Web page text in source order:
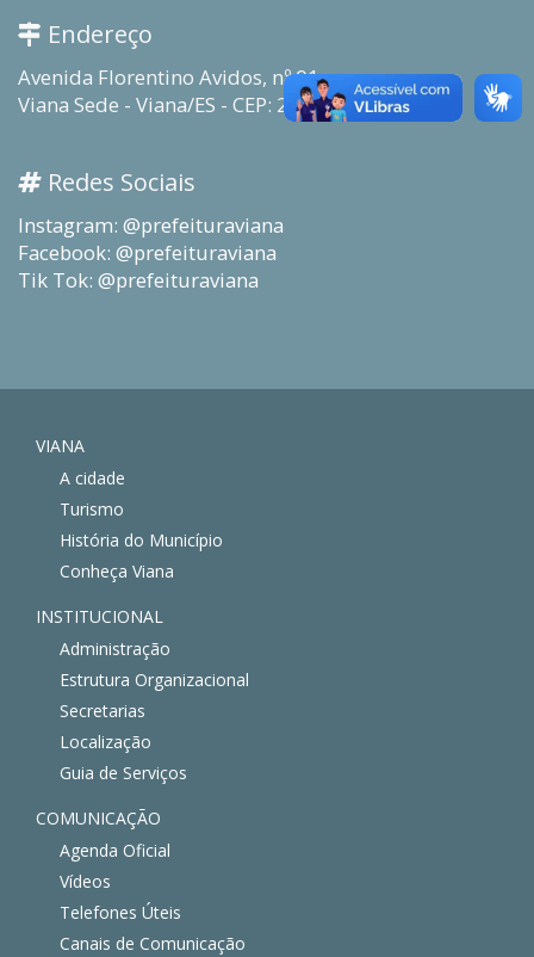
Endereço
Avenida Florentino Avidos, nº 01
Viana Sede - Viana/ES - CEP: 29130-915
Redes Sociais
Instagram: @prefeituraviana
Facebook: @prefeituraviana
Tik Tok: @prefeituraviana
VIANA
A cidade
Turismo
História do Município
Conheça Viana
INSTITUCIONAL
Administração
Estrutura Organizacional
Secretarias
Localização
Guia de Serviços
COMUNICAÇÃO
Agenda Oficial
Vídeos
Telefones Úteis
Canais de Comunicação